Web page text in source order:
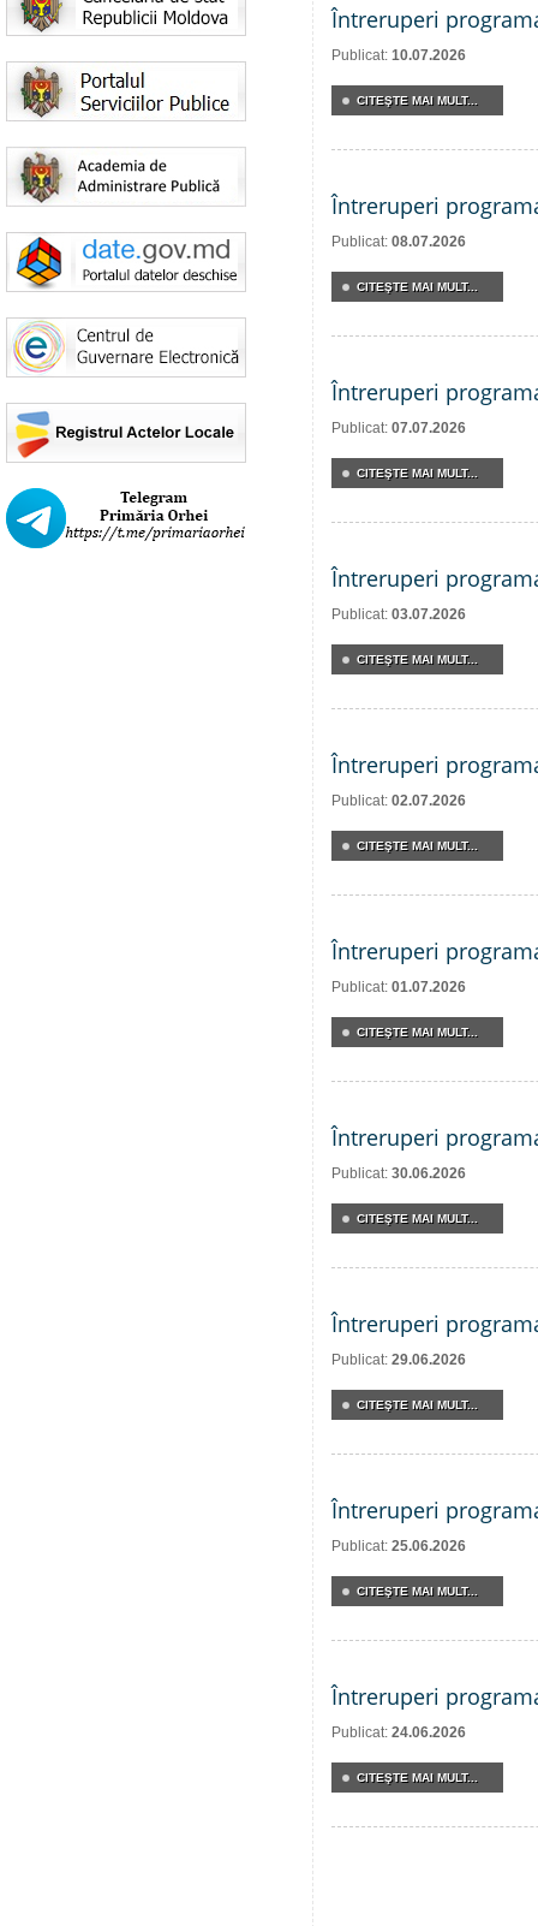
Întreruperi
Publicat: 10.07.2026
CITEŞTE MAI MULT...
Întreruperi
Publicat: 08.07.2026
CITEŞTE MAI MULT...
Întreruperi
Publicat: 07.07.2026
CITEŞTE MAI MULT...
Întreruperi
Publicat: 03.07.2026
CITEŞTE MAI MULT...
Întreruperi
Publicat: 02.07.2026
CITEŞTE MAI MULT...
Întreruperi
Publicat: 01.07.2026
CITEŞTE MAI MULT...
Întreruperi
Publicat: 30.06.2026
CITEŞTE MAI MULT...
Întreruperi
Publicat: 29.06.2026
CITEŞTE MAI MULT...
Întreruperi
Publicat: 25.06.2026
CITEŞTE MAI MULT...
Întreruperi
Publicat: 24.06.2026
CITEŞTE MAI MULT...